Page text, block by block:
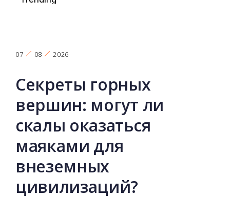
07 08 2026
Секреты горных
вершин: могут ли
скалы оказаться
маяками для
внеземных
цивилизаций?